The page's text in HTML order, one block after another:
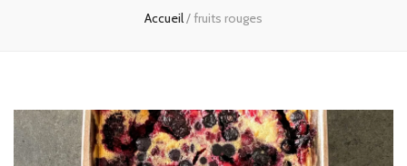
Accueil/fruits rouges